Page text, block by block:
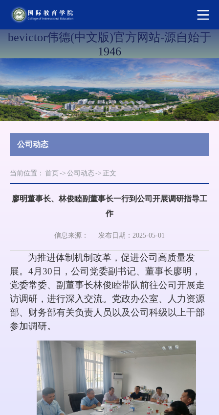
bevictor伟德(中文版)官方网站-源自始于
1946
公司动态
当前位置： 首页 -> 公司动态-> 正文
廖明董事长、林俊睦副董事长一行到公司开展调研指导工
作
信息来源： 发布日期：2025-05-01
为推进体制机制改革，促进公司高质量发
展。 4月30日，公司党委副书记、董事长廖明，
党委常委、副董事长林俊睦带队前往公司开展走
访调研，进行深入交流。党政办公室、人力资源
部、财务部有关负责人员以及公司科级以上干部
参加调研。